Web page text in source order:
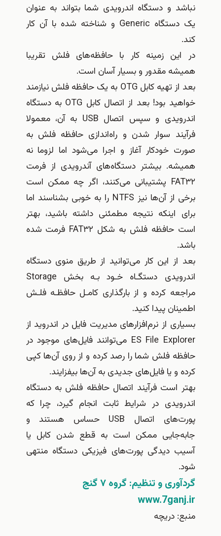
و دستگاه اندرویدی شما بتواند به عنوان
یک دستگاه Generic و شناخته شده با آن کار
این زمینه کار با حافظه‌های فلش تقریبا
مقدور و بسیار آسان است.
بعد از تهیه کابل OTG به یک حافظه فلش نیازمند
خواهید بود! بعد از اتصال کابل OTG به دستگاه
اندرویدی و سپس اتصال USB به آن، معمولا
سوار شدن و راه‌اندازی حافظه فلش به
خودکار آغاز و اجرا می‌شود اما لزوما نه
بیشتر دستگاه‌های آندرویدی از فرمت
FAT۳۲ پشتیبانی می‌کنند، اگر چه ممکن است
برخی از آن‌ها نیز NTFS را به خوبی بشناسند اما
اینکه نتیجه مطمئنی داشته باشید، بهتر
است حافظه فلش به شکل FAT۳۲ فرمت شده
از این کار می‌توانید از طریق منوی دستگاه
اندرویدی دستگـاه خـود بـه بخش Storage
کرده و از بارگذاری کامـل حافظـه فلـش
پیدا کنید.
از نرم‌افزارهای مدیریت فایل در اندروید از
ES File Explorer می‌توانند فایل‌های موجود در
فلش شما را رصد کرده و از روی آن‌ها کپی
و یا فایل‌های جدیدی به آن‌ها بیفزایند.
است فرآیند اتصال حافظه فلش به دستگاه
در شرایط ثابت انجام گیرد، چرا که
پورت‌های اتصال USB حساس هستند و
ممکن است به قطع شدن کابل یا
دیدگی پورت‌های فیزیکی دستگاه منتهی
و تنظیم: گروه ۷ گنج
دريچه